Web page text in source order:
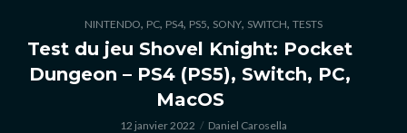
NINTENDO, PC, PS4, PS5, SONY, SWITCH, TESTS
Test du jeu Shovel Knight: Pocket
Dungeon – PS4 (PS5), Switch, PC,
MacOS
12 janvier 2022 Daniel Carosella